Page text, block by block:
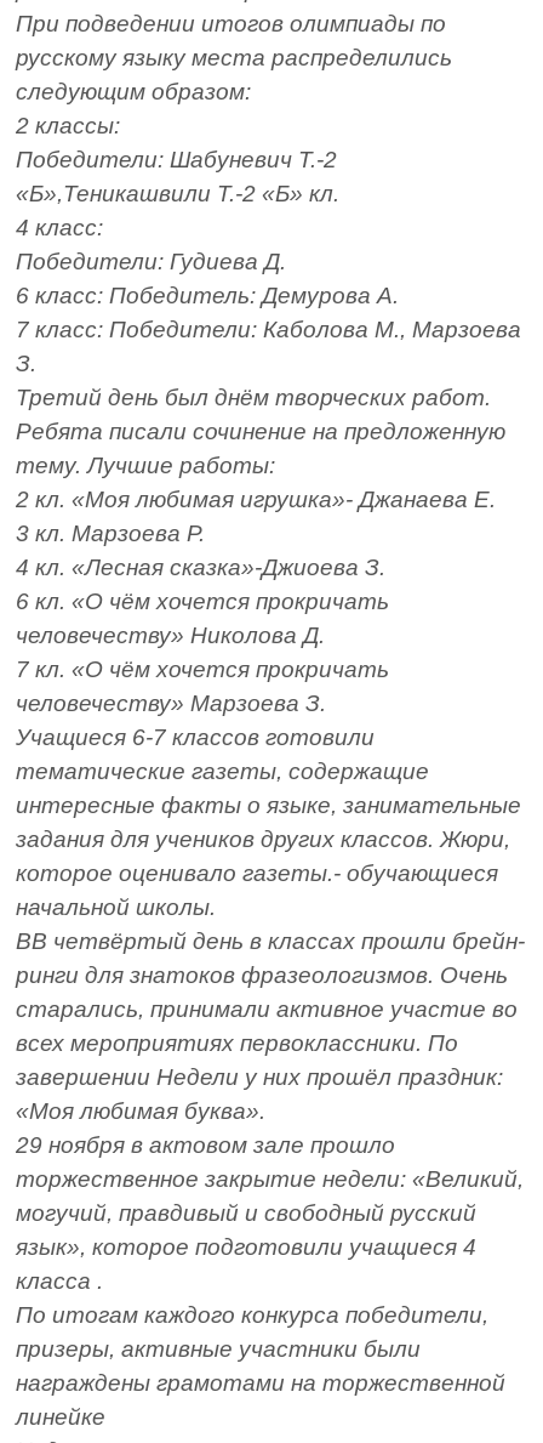
При подведении итогов олимпиады по
русскому языку места распределились
следующим образом:
2 классы:
Победители: Шабуневич Т.-2
«Б»,Теникашвили Т.-2 «Б» кл.
4 класс:
Победители: Гудиева Д.
6 класс: Победитель: Демурова А.
7 класс: Победители: Каболова М., Марзоева
З.
Третий день был днём творческих работ.
Ребята писали сочинение на предложенную
тему. Лучшие работы:
2 кл. «Моя любимая игрушка»- Джанаева Е.
3 кл. Марзоева Р.
4 кл. «Лесная сказка»-Джиоева З.
6 кл. «О чём хочется прокричать
человечеству» Николова Д.
7 кл. «О чём хочется прокричать
человечеству» Марзоева З.
Учащиеся 6-7 классов готовили
тематические газеты, содержащие
интересные факты о языке, занимательные
задания для учеников других классов. Жюри,
которое оценивало газеты.- обучающиеся
начальной школы.
ВВ четвёртый день в классах прошли брейн-
ринги для знатоков фразеологизмов. Очень
старались, принимали активное участие во
всех мероприятиях первоклассники. По
завершении Недели у них прошёл праздник:
«Моя любимая буква».
29 ноября в актовом зале прошло
торжественное закрытие недели: «Великий,
могучий, правдивый и свободный русский
язык», которое подготовили учащиеся 4
класса .
По итогам каждого конкурса победители,
призеры, активные участники были
награждены грамотами на торжественной
линейке